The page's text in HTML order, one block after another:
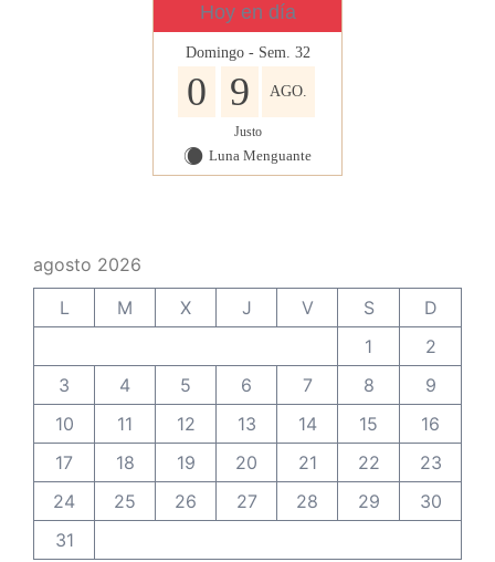
Hoy en día
Domingo - Sem. 32
0 9 AGO.
Justo
X Luna Menguante
agosto 2026
L
M X J V S
D
1
2
3
4 5 6 7 8
9
10
11 12 13 14 15
16
17
18 19 20 21 22
23
24
25 26 27 28 29
30
31